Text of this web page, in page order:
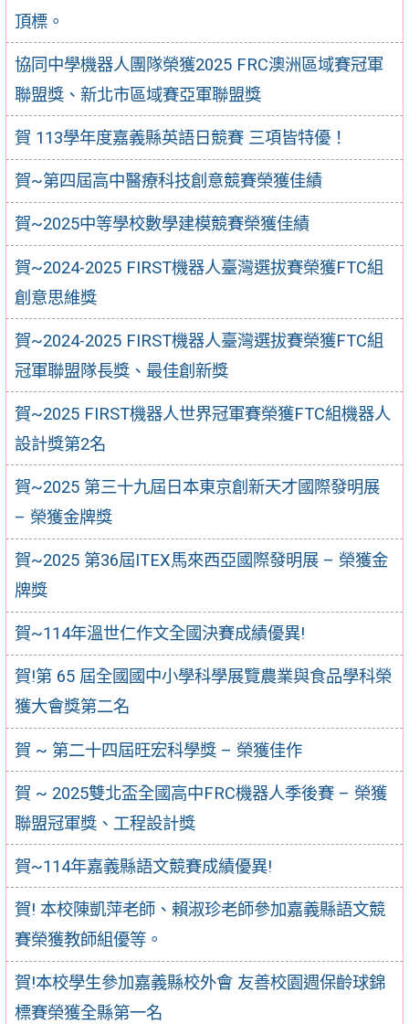
頂標。
協同中學機器人團隊榮獲2025 FRC澳洲區域賽冠軍
聯盟獎、新北市區域賽亞軍聯盟獎
賀 113學年度嘉義縣英語日競賽 三項皆特優！
賀~第四屆高中醫療科技創意競賽榮獲佳績
賀~2025中等學校數學建模競賽榮獲佳績
賀~2024-2025 FIRST機器人臺灣選拔賽榮獲FTC組
創意思維獎
賀~2024-2025 FIRST機器人臺灣選拔賽榮獲FTC組
冠軍聯盟隊長獎、最佳創新獎
賀~2025 FIRST機器人世界冠軍賽榮獲FTC組機器人
設計獎第2名
賀~2025 第三十九屆日本東京創新天才國際發明展
– 榮獲金牌獎
賀~2025 第36屆ITEX馬來西亞國際發明展 – 榮獲金
牌獎
賀~114年溫世仁作文全國決賽成績優異!
賀!第 65 屆全國國中小學科學展覽農業與食品學科榮
獲大會獎第二名
賀 ~ 第二十四屆旺宏科學獎 – 榮獲佳作
賀 ~ 2025雙北盃全國高中FRC機器人季後賽 – 榮獲
聯盟冠軍獎、工程設計獎
賀~114年嘉義縣語文競賽成績優異!
賀! 本校陳凱萍老師、賴淑珍老師參加嘉義縣語文競
賽榮獲教師組優等。
賀!本校學生參加嘉義縣校外會 友善校園週保齡球錦
標賽榮獲全縣第一名